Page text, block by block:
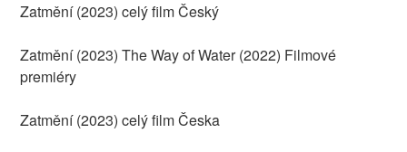
Zatmění (2023) celý film Český
Zatmění (2023) The Way of Water (2022) Filmové
premiéry
Zatmění (2023) celý film Česka